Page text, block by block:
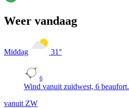
Weer vandaag
Middag 31°
6
Wind vanuit zuidwest, 6 beaufort.
vanuit ZW